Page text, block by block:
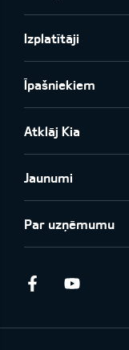
Izplatītāji
Īpašniekiem
Atklāj Kia
Jaunumi
Par uzņēmumu
Facebook